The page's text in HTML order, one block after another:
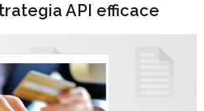
API efficace